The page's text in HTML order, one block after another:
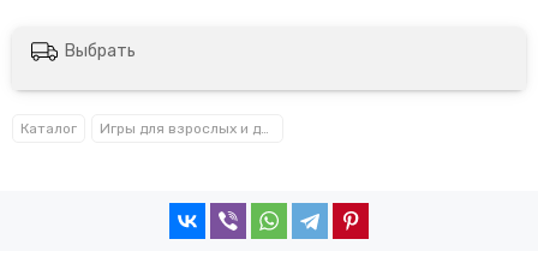
Выбрать
Каталог Игры для взрослых и детей